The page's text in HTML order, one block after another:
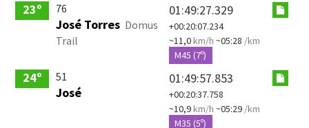
23º 76
José Torres Domus
Trail
01:49:27.329
+00:20:07.234
~11,0km/h ~05:28 /km
M45 (7º)
24º 51
José
01:49:57.853
+00:20:37.758
~10,9km/h ~05:29 /km
M35 (5º)